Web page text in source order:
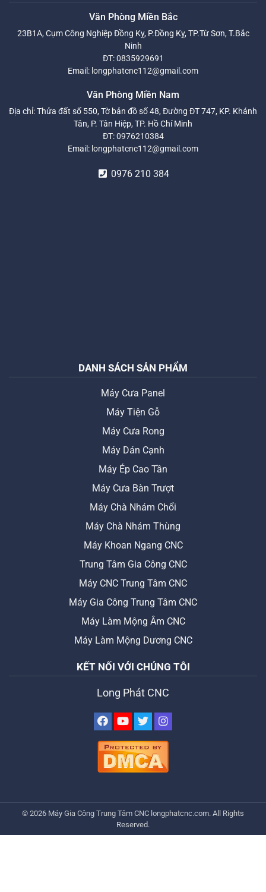
Văn Phòng Miền Bắc
23B1A, Cụm Công Nghiệp Đồng Kỵ, P.Đồng Kỵ, TP.Từ Sơn, T.Bắc
Ninh
ĐT:0835929691
Email: longphatcnc112@gmail.com
Văn Phòng Miền Nam
Địa chỉ: Thửa đất số 550, Tờ bản đồ số 48, Đường ĐT 747, KP. Khánh
Tân, P. Tân Hiệp, TP. Hồ Chí Minh
ĐT:0976210384
Email: longphatcnc112@gmail.com
0976 210 384
DANH SÁCH SẢN PHẨM
Máy Cưa Panel
Máy Tiện Gỗ
Máy Cưa Rong
Máy Dán Cạnh
Máy Ép Cao Tần
Máy Cưa Bàn Trượt
Máy Chà Nhám Chổi
Máy Chà Nhám Thùng
Máy Khoan Ngang CNC
Trung Tâm Gia Công CNC
Máy CNC Trung Tâm CNC
Máy Gia Công Trung Tâm CNC
Máy Làm Mộng Âm CNC
Máy Làm Mộng Dương CNC
KẾT NỐI VỚI CHÚNG TÔI
Long Phát CNC
© 2026 Máy Gia Công Trung Tâm CNC longphatcnc.com. All Rights
Reserved.